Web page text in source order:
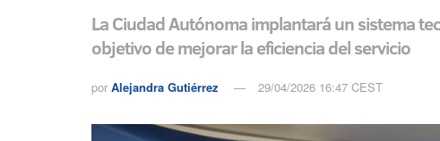
La Ciudad Autónoma implantará un sistema
objetivo de mejorar la eficiencia del servicio
por Alejandra Gutiérrez 29/04/2026 16:47 CEST